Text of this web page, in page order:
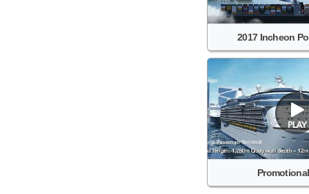
2017 Incheon